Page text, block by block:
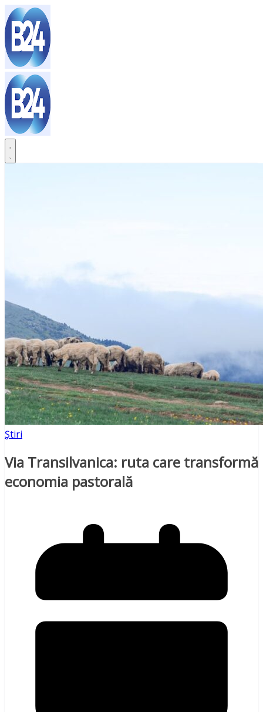
Sari
la
conținut
Știri
Via Transilvanica: ruta care transformă
economia pastorală